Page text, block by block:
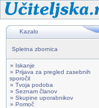
Kazalo
Spletna zbornica
» Iskanje
» Prijava za pregled zasebnih
sporočil
» Tvoja podoba
» Seznam članov
» Skupine uporabnikov
» Pomoč